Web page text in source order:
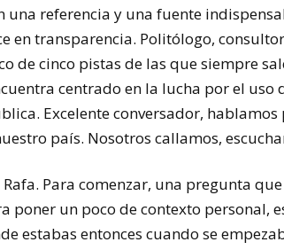
una referencia y una fuente
en transparencia. Politólogo,
de cinco pistas de las que siempre
centrado en la lucha por el uso
Excelente conversador,
país. Nosotros callamos,
Rafa. Para comenzar, una pregunta
poner un poco de contexto personal,
estabas entonces cuando se